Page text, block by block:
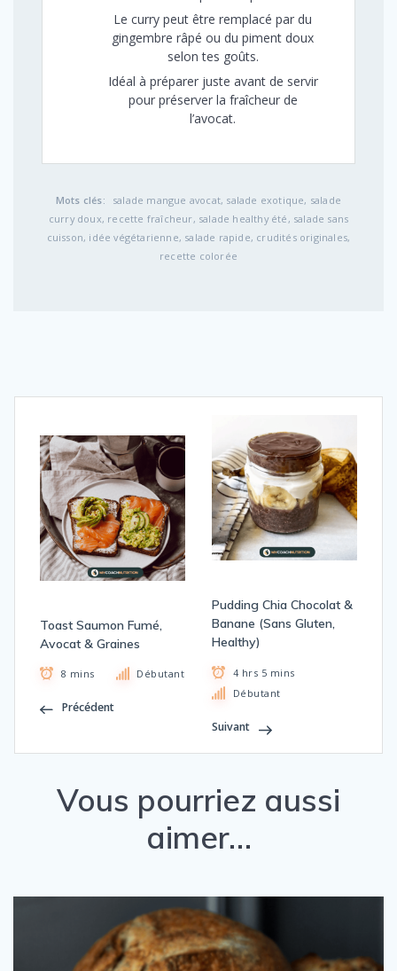
Le curry peut être remplacé par du
gingembre râpé ou du piment doux
selon tes goûts.
Idéal à préparer juste avant de servir
pour préserver la fraîcheur de
l’avocat.
Mots clés:
salade mangue avocat, salade exotique, salade
curry doux, recette fraîcheur, salade healthy été, salade sans
cuisson, idée végétarienne, salade rapide, crudités originales,
recette colorée
Toast Saumon Fumé,
Avocat & Graines
8 mins Débutant
Précédent
Pudding Chia Chocolat &
Banane (Sans Gluten,
Healthy)
4 hrs 5 mins
Débutant
Suivant
Vous pourriez aussi
aimer…